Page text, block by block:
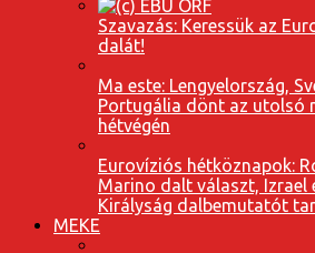
Szavazás: Keressük az
dalát!
Ma este: Lengyelország,
Portugália dönt az utolsó
hétvégén
Eurovíziós hétköznapok:
Marino dalt választ, Izrael
Királyság dalbemutatót
MEKE